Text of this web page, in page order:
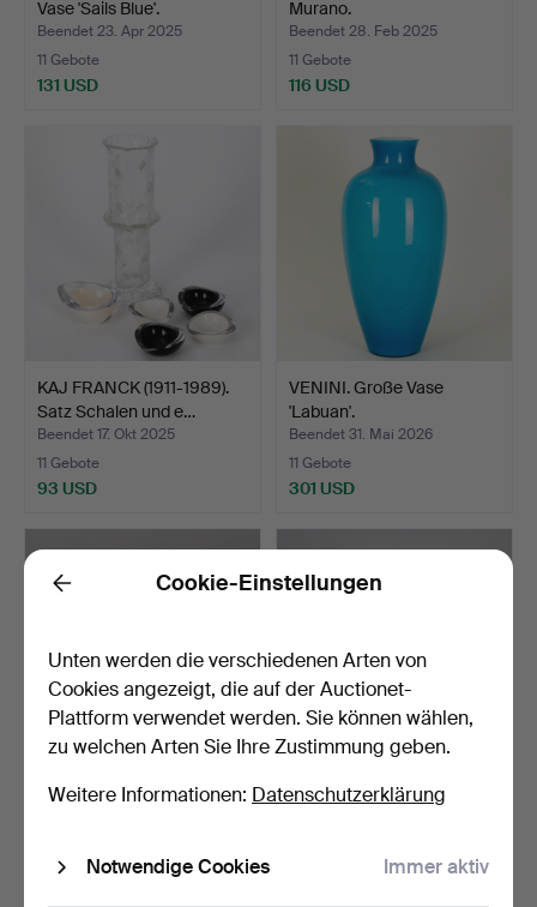
Vase 'Sails Blue'.
Beendet 23. Apr 2025
11 Gebote
131 USD
Murano.
Beendet 28. Feb 2025
11 Gebote
116 USD
KAJ FRANCK (1911-1989).
Satz Schalen und e…
Beendet 17. Okt 2025
11 Gebote
93 USD
VENINI. Große Vase
'Labuan'.
Beendet 31. Mai 2026
11 Gebote
301 USD
Sammlung Kristallglas mit
10 Gebote
Lalique, große Vase „Drei
Back Cookie-Einstellungen
Unten werden die verschiedenen Arten von
Cookies angezeigt, die auf der Auctionet-
Plattform verwendet werden. Sie können wählen,
zu welchen Arten Sie Ihre Zustimmung geben.
Weitere Informationen: Datenschutzerklärung
Notwendige Cookies Immer aktiv